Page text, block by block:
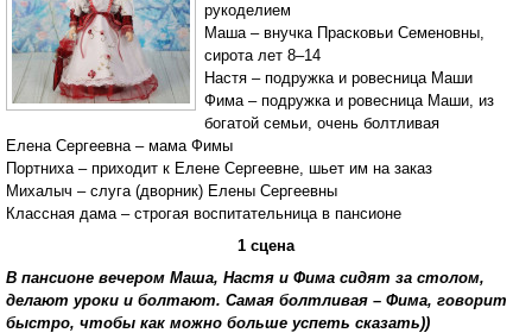
рукоделием
Маша – внучка Прасковьи Семеновны,
сирота лет 8–14
Настя – подружка и ровесница Маши
Фима – подружка и ровесница Маши, из
богатой семьи, очень болтливая
Елена Сергеевна – мама Фимы
Портниха – приходит к Елене Сергеевне, шьет им на заказ
Михалыч – слуга (дворник) Елены Сергеевны
Классная дама – строгая воспитательница в пансионе
1 сцена
В пансионе вечером Маша, Настя и Фима сидят за столом,
делают уроки и болтают. Самая болтливая – Фима, говорит
быстро, чтобы как можно больше успеть сказать))